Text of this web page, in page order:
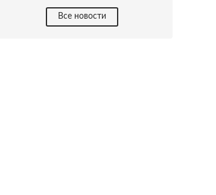
Все новости